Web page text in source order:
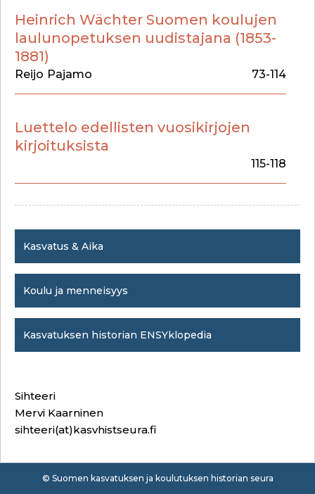
Heinrich Wächter Suomen koulujen
laulunopetuksen uudistajana (1853-
1881)
Reijo Pajamo 73-114
Luettelo edellisten vuosikirjojen
kirjoituksista
115-118
Kasvatus & Aika
Koulu ja menneisyys
Kasvatuksen historian ENSYklopedia
Sihteeri
Mervi Kaarninen
sihteeri(at)kasvhistseura.fi
© Suomen kasvatuksen ja koulutuksen historian seura